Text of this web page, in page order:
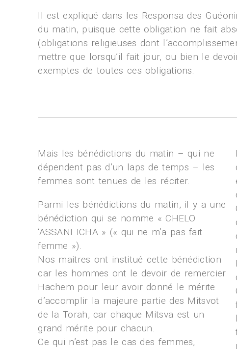
Il est expliqué dans les Responsa des
du matin, puisque cette obligation ne fait
(obligations religieuses dont
mettre que lorsqu’il fait jour, ou bien le
exemptes de toutes ces obligations.
Mais les bénédictions du matin – qui ne
dépendent pas d’un laps de temps – les
femmes sont tenues de les réciter.
Parmi les bénédictions du matin, il y a une
bénédiction qui se nomme « CHELO
‘ASSANI ICHA » (« qui ne m’a pas fait
femme »).
Nos maitres ont institué cette bénédiction
car les hommes ont le devoir de remercier
Hachem pour leur avoir donné le mérite
d’accomplir la majeure partie des Mitsvot
de la Torah, car chaque Mitsva est un
grand mérite pour chacun.
Ce qui n’est pas le cas des femmes,